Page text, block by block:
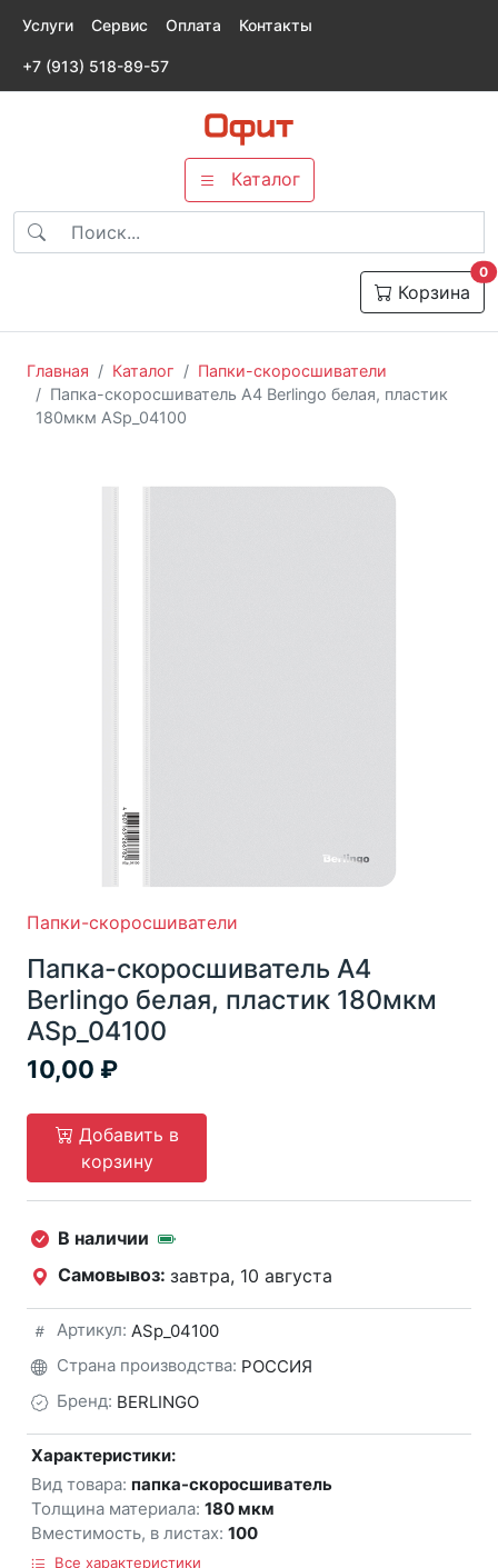
Услуги Сервис Оплата Контакты
+7 (913) 518-89-57
Каталог
Корзина
0
Главная Каталог
Папки-скоросшиватели
Папка-скоросшиватель А4 Berlingo белая, пластик
180мкм ASp_04100
Папки-скоросшиватели
Папка-скоросшиватель А4
Berlingo белая, пластик 180мкм
ASp_04100
10,00
Добавить в
корзину
В наличии
Самовывоз: завтра, 10 августа
Артикул: ASp_04100
Страна производства: РОССИЯ
Бренд: BERLINGO
Характеристики:
Вид товара: папка-скоросшиватель
Толщина материала: 180 мкм
Вместимость, в листах: 100
Все характеристики